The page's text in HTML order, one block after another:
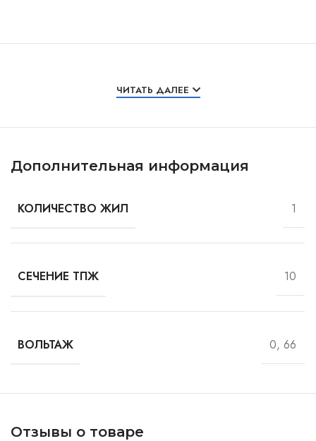
ЧИТАТЬ ДАЛЕЕ
Дополнительная информация
КОЛИЧЕСТВО ЖИЛ 1
СЕЧЕНИЕ ТПЖ 10
ВОЛЬТАЖ 0, 66
Отзывы о товаре